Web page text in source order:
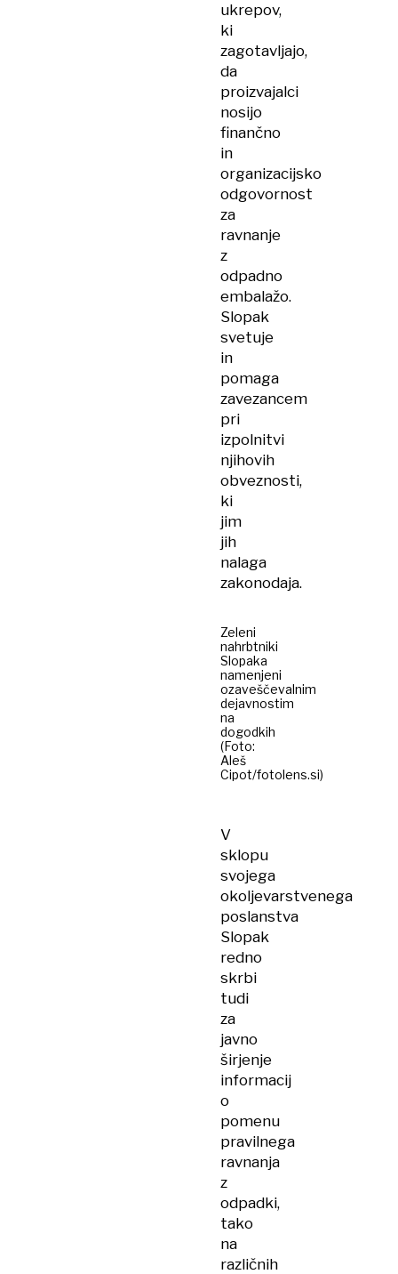
ukrepov,
ki
zagotavljajo,
da
proizvajalci
nosijo
finančno
in
organizacijsko
odgovornost
za
ravnanje
z
odpadno
embalažo.
Slopak
svetuje
in
pomaga
zavezancem
pri
izpolnitvi
njihovih
obveznosti,
ki
jim
jih
nalaga
zakonodaja.
Zeleni
nahrbtniki
Slopaka
namenjeni
ozaveščevalnim
dejavnostim
na
dogodkih
(Foto:
Aleš
Cipot/fotolens.si)
V
sklopu
svojega
okoljevarstvenega
poslanstva
Slopak
redno
skrbi
tudi
za
javno
širjenje
informacij
o
pomenu
pravilnega
ravnanja
z
odpadki,
tako
na
različnih